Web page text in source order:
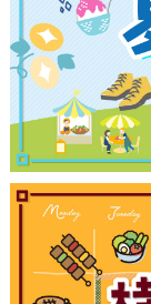
観光ガイド
ランキング